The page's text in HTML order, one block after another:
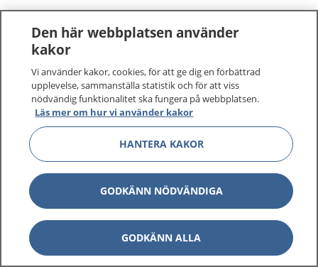
Den här webbplatsen använder
kakor
Vi använder kakor, cookies, för att ge dig en förbättrad
upplevelse, sammanställa statistik och för att viss
nödvändig funktionalitet ska fungera på webbplatsen.
Läs mer om hur vi använder kakor
HANTERA KAKOR
GODKÄNN NÖDVÄNDIGA
GODKÄNN ALLA